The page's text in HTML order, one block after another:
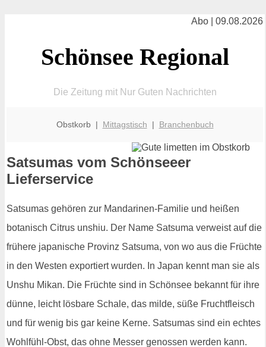
Abo | 09.08.2026
Schönsee Regional
Die Zeitung mit Nur Guten Nachrichten
Obstkorb | Mittagstisch | Branchenbuch
Satsumas vom Schönseeer
Lieferservice
Satsumas gehören zur Mandarinen-Familie und heißen
botanisch Citrus unshiu. Der Name Satsuma verweist auf die
frühere japanische Provinz Satsuma, von wo aus die Früchte
in den Westen exportiert wurden. In Japan kennt man sie als
Unshu Mikan. Die Früchte sind in Schönsee bekannt für ihre
dünne, leicht lösbare Schale, das milde, süße Fruchtfleisch
und für wenig bis gar keine Kerne. Satsumas sind ein echtes
Wohlfühl-Obst, das ohne Messer genossen werden kann.